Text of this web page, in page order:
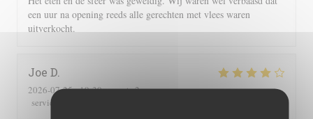
een uur na opening reeds alle gerechten met vlees waren
uitverkocht.
Joe D
2026-07-25- 19:30 - guests 2
service